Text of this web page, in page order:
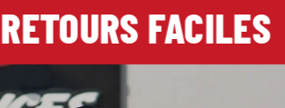
RETOURS FACILES